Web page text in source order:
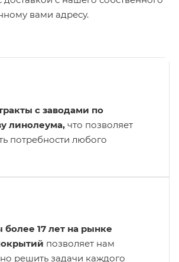
вами адресу.
с заводами по
линолеума, что позволяет
потребности любого
17 лет на рынке
позволяет нам
решить задачи каждого